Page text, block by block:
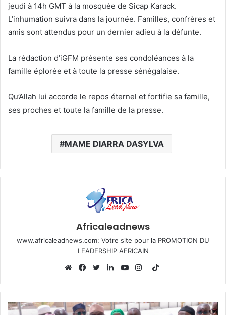
jeudi à 14h GMT à la mosquée de Sicap Karack.
L’inhumation suivra dans la journée. Familles, confrères et
amis sont attendus pour un dernier adieu à la défunte.
La rédaction d’iGFM présente ses condoléances à la
famille éplorée et à toute la presse sénégalaise.
Qu’Allah lui accorde le repos éternel et fortifie sa famille,
ses proches et toute la famille de la presse.
MAME DIARRA DASYLVA
Africaleadnews
www.africaleadnews.com: Votre site pour la PROMOTION DU
LEADERSHIP AFRICAIN
e
b
a
c
w
i
i
n
o
u
n
s
T
k
T